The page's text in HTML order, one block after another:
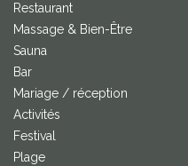
Restaurant
Massage & Bien-Être
Sauna
Bar
Mariage / réception
Activités
Festival
Plage